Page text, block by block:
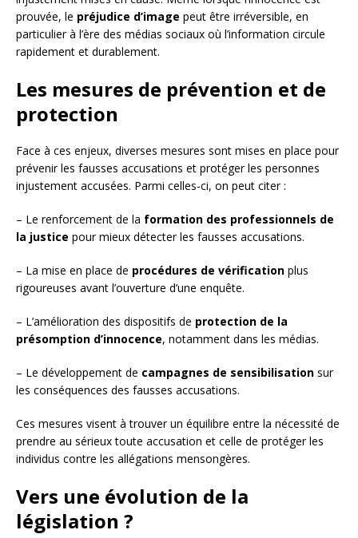
prouvée, le préjudice d’image peut être irréversible, en
particulier à l’ère des médias sociaux où l’information circule
rapidement et durablement.
Les mesures de prévention et de
protection
Face à ces enjeux, diverses mesures sont mises en place pour
prévenir les fausses accusations et protéger les personnes
injustement accusées. Parmi celles-ci, on peut citer :
– Le renforcement de la formation des professionnels de
la justice pour mieux détecter les fausses accusations.
– La mise en place de procédures de vérification plus
rigoureuses avant l’ouverture d’une enquête.
– L’amélioration des dispositifs de protection de la
présomption d’innocence, notamment dans les médias.
– Le développement de campagnes de sensibilisation sur
les conséquences des fausses accusations.
Ces mesures visent à trouver un équilibre entre la nécessité de
prendre au sérieux toute accusation et celle de protéger les
individus contre les allégations mensongères.
Vers une évolution de la
législation ?